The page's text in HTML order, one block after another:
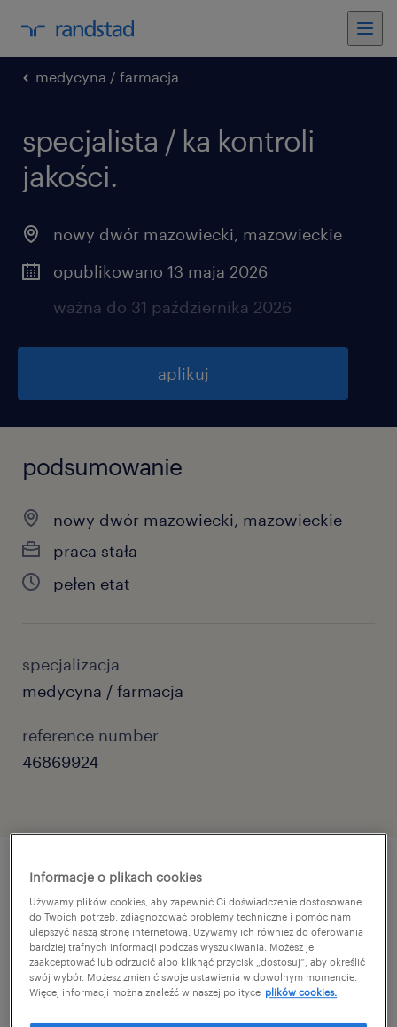
medycyna / farmacja
specjalista / ka kontroli
jakości.
nowy dwór mazowiecki, mazowieckie
opublikowano 13 maja 2026
ważna do 31 października 2026
aplikuj
podsumowanie
nowy dwór mazowiecki, mazowieckie
praca stała
pełen etat
specjalizacja
medycyna / farmacja
reference number
46869924
szczegóły oferty
Dla naszego klienta, wiodącej firmy z
sektora farmaceutycznego z okolic
Nowego Dworu Mazowieckiego,
Informacje o plikach cookies
Używamy plików cookies, aby zapewnić Ci doświadczenie dostosowane
do Twoich potrzeb, zdiagnozować problemy techniczne i pomóc nam
ulepszyć naszą stronę internetową. Używamy ich również do oferowania
bardziej trafnych informacji podczas wyszukiwania. Możesz je
zaakceptować lub odrzucić albo kliknąć przycisk „dostosuj”, aby określić
swój wybór. Możesz zmienić swoje ustawienia w dowolnym momencie.
Więcej informacji można znaleźć w naszej polityce plików cookies.